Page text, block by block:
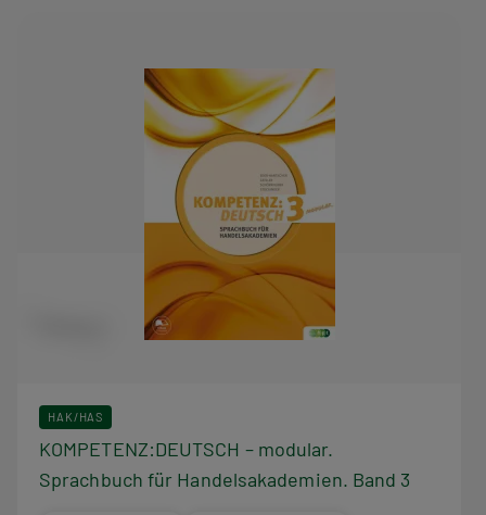
HAK/HAS
KOMPETENZ:DEUTSCH – modular.
Sprachbuch für Handelsakademien. Band 3